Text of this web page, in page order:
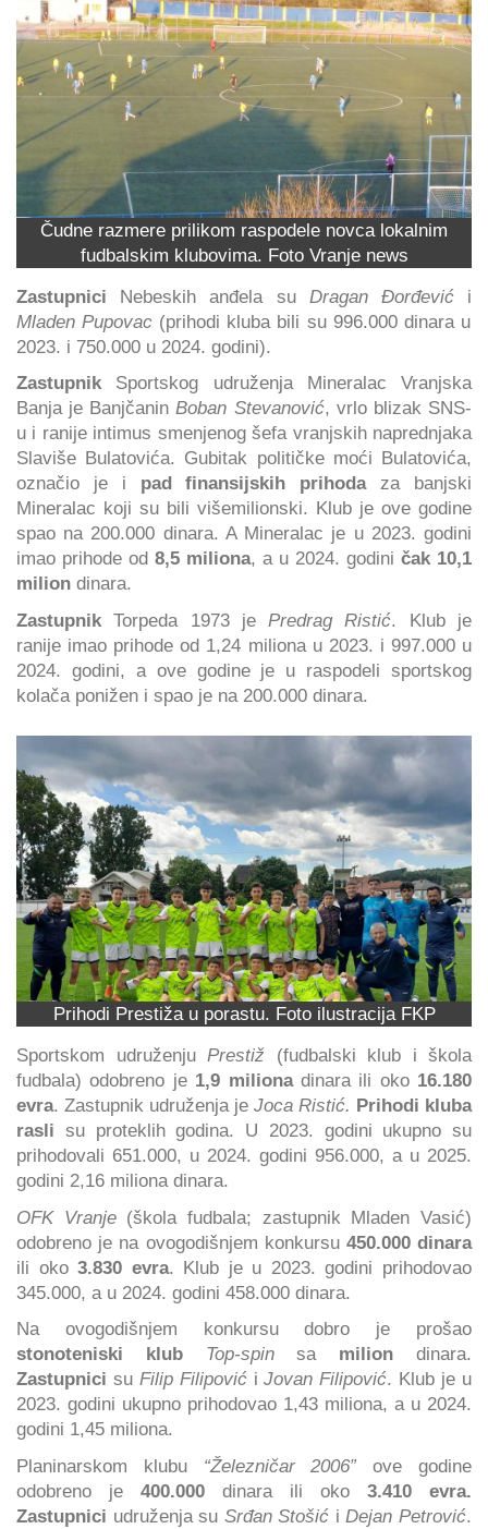
Čudne razmere prilikom raspodele novca lokalnim
fudbalskim klubovima. Foto Vranje news
Zastupnici Nebeskih anđela su Dragan Đorđević i
Mladen Pupovac (prihodi kluba bili su 996.000 dinara u
2023. i 750.000 u 2024. godini).
Zastupnik Sportskog udruženja Mineralac Vranjska
Banja je BanjčaninBoban Stevanović, vrlo blizak SNS-
u i ranije intimus smenjenog šefa vranjskih naprednjaka
Slaviše Bulatovića. Gubitak političke moći Bulatovića,
označio je i pad finansijskih prihodaza banjski
Mineralac koji su bili višemilionski. Klub je ove godine
spao na 200.000 dinara. A Mineralac je u 2023. godini
imao prihode od 8,5 miliona, a u 2024. godini čak 10,1
milion dinara.
Zastupnik Torpeda 1973 jePredrag Ristić. Klub je
ranije imao prihode od 1,24 miliona u 2023. i 997.000 u
2024. godini, a ove godine je u raspodeli sportskog
kolača ponižen i spao je na 200.000 dinara.
Prihodi Prestiža u porastu. Foto ilustracija FKP
Sportskom udruženju Prestiž (fudbalski klub i škola
fudbala) odobreno je 1,9 milionadinara ili oko 16.180
evra. Zastupnik udruženja je Joca Ristić. Prihodi kluba
rasli su proteklih godina. U 2023. godini ukupno su
prihodovali 651.000, u 2024. godini 956.000, a u 2025.
godini 2,16 miliona dinara.
OFK Vranje(škola fudbala; zastupnik Mladen Vasić)
odobreno je na ovogodišnjem konkursu 450.000 dinara
ili oko3.830 evra. Klub je u 2023. godini prihodovao
345.000, a u 2024. godini 458.000 dinara.
Na ovogodišnjem konkursu dobro je prošao
stonoteniski klub
Top-spinsa miliondinara.
Zastupnici suFilip FilipovićiJovan Filipović. Klub je u
2023. godini ukupno prihodovao 1,43 miliona, a u 2024.
godini 1,45 miliona.
Planinarskom klubu “Železničar 2006”ove godine
odobreno je 400.000 dinara ili oko 3.410 evra.
Zastupnici udruženja su Srđan Stošić iDejan Petrović.